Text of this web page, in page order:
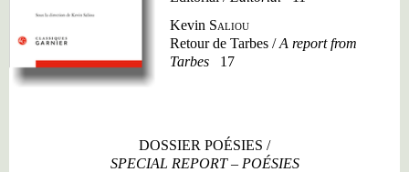
Kevin Saliou
Retour de Tarbes /A report from
Tarbes
17
DOSSIER POÉSIES /
SPECIAL REPORT – POÉSIES